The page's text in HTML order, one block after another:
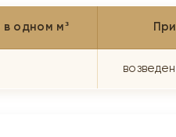
одном м³